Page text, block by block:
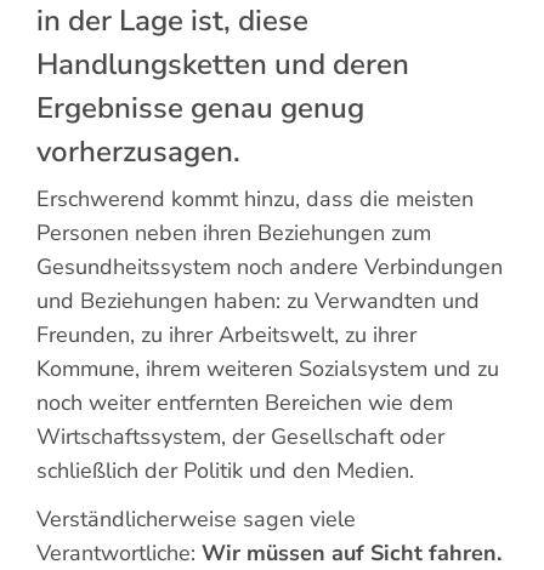
in der Lage ist, diese
Handlungsketten und deren
Ergebnisse genau genug
vorherzusagen.
Erschwerend kommt hinzu, dass die meisten
Personen neben ihren Beziehungen zum
Gesundheitssystem noch andere Verbindungen
und Beziehungen haben: zu Verwandten und
Freunden, zu ihrer Arbeitswelt, zu ihrer
Kommune, ihrem weiteren Sozialsystem und zu
noch weiter entfernten Bereichen wie dem
Wirtschaftssystem, der Gesellschaft oder
schließlich der Politik und den Medien.
Verständlicherweise sagen viele
Verantwortliche: Wir müssen auf Sicht fahren.